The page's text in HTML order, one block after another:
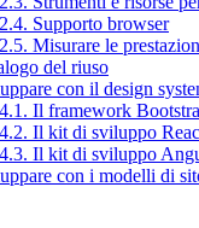
Supporto browser
Misurare le
del riuso
con il design
Il framework
Il kit di sviluppo
Il kit di sviluppo
con i modelli di